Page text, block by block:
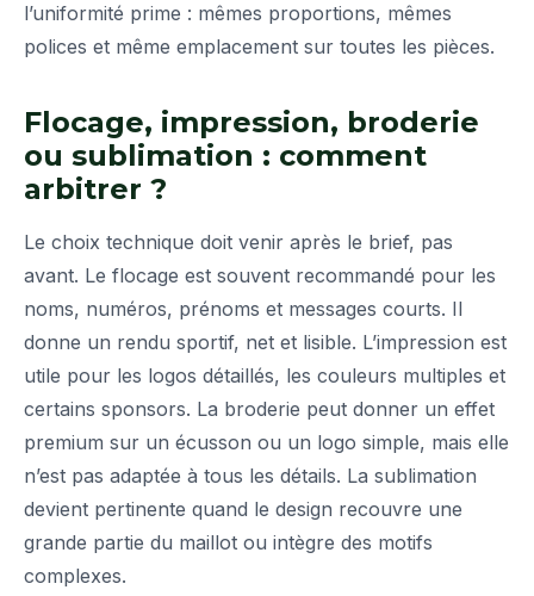
l’uniformité prime : mêmes proportions, mêmes
polices et même emplacement sur toutes les pièces.
Flocage, impression, broderie
ou sublimation : comment
arbitrer ?
Le choix technique doit venir après le brief, pas
avant. Le flocage est souvent recommandé pour les
noms, numéros, prénoms et messages courts. Il
donne un rendu sportif, net et lisible. L’impression est
utile pour les logos détaillés, les couleurs multiples et
certains sponsors. La broderie peut donner un effet
premium sur un écusson ou un logo simple, mais elle
n’est pas adaptée à tous les détails. La sublimation
devient pertinente quand le design recouvre une
grande partie du maillot ou intègre des motifs
complexes.